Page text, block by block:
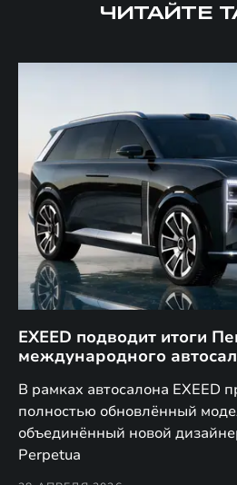
ЧИТАЙТЕ
EXEED подводит итоги
международного
В рамках автосалона EXEED
полностью обновлённый
объединённый новой
Perpetua